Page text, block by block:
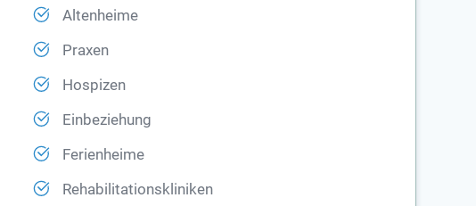
Altenheime
Praxen
Hospizen
Einbeziehung
Ferienheime
Rehabilitationskliniken